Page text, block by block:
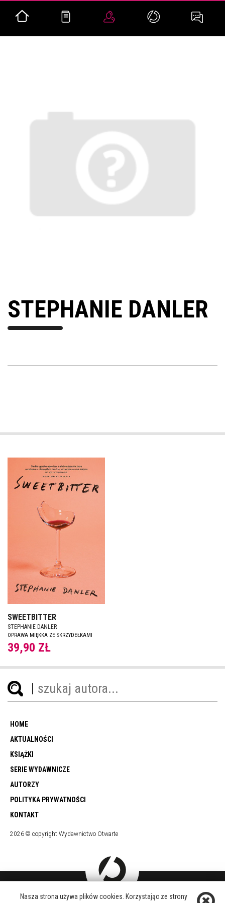
STEPHANIE DANLER
SWEETBITTER
STEPHANIE DANLER
OPRAWA MIĘKKA ZE SKRZYDEŁKAMI
39,90 ZŁ
HOME
AKTUALNOŚCI
KSIĄŻKI
SERIE WYDAWNICZE
AUTORZY
POLITYKA PRYWATNOŚCI
KONTAKT
2026 © copyright Wydawnictwo Otwarte
DOŁĄCZ DO NAS
Nasza strona używa plików cookies. Korzystając ze strony